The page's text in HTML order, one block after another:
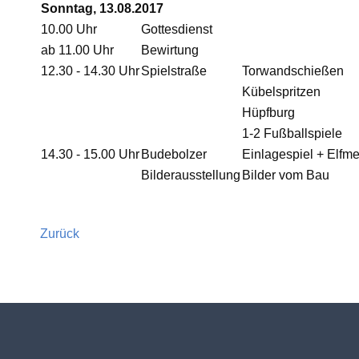
Sonntag, 13.08.2017
10.00 Uhr
Gottesdienst
ab 11.00 Uhr
Bewirtung
12.30 - 14.30 UhrSpielstraße
Torwandschießen
Kübelspritzen
Hüpfburg
1-2 Fußballspiele
14.30 - 15.00 Uhr Budebolzer
Einlagespiel +
Bilderausstellung Bilder vom Bau
Zurück